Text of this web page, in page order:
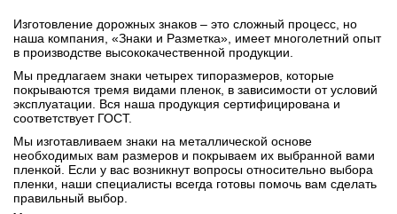
Изготовление дорожных знаков – это сложный процесс, но
наша компания, «Знаки и Разметка», имеет многолетний опыт
в производстве высококачественной продукции.
Мы предлагаем знаки четырех типоразмеров, которые
покрываются тремя видами пленок, в зависимости от условий
эксплуатации. Вся наша продукция сертифицирована и
соответствует ГОСТ.
Мы изготавливаем знаки на металлической основе
необходимых вам размеров и покрываем их выбранной вами
пленкой. Если у вас возникнут вопросы относительно выбора
пленки, наши специалисты всегда готовы помочь вам сделать
правильный выбор.